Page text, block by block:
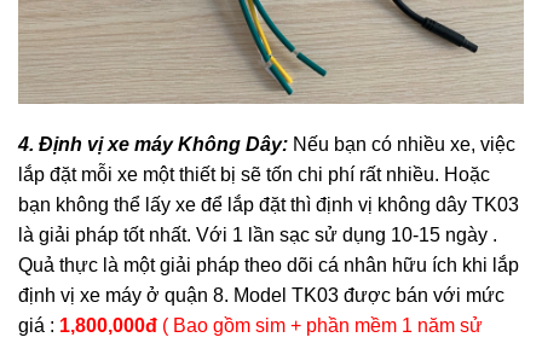
4. Định vị xe máy Không Dây: Nếu bạn có nhiều xe, việc
lắp đặt mỗi xe một thiết bị sẽ tốn chi phí rất nhiều. Hoặc
bạn không thể lấy xe để lắp đặt thì định vị không dây TK03
là giải pháp tốt nhất. Với 1 lần sạc sử dụng 10-15 ngày .
Quả thực là một giải pháp theo dõi cá nhân hữu ích khi lắp
định vị xe máy ở quận 8. Model TK03 được bán với mức
giá : 1,800,000đ ( Bao gồm sim + phần mềm 1 năm sử